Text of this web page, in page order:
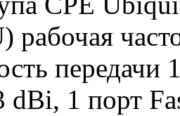
рабочая
передачи
dBi, 1 порт